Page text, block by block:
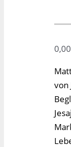
0,00
von